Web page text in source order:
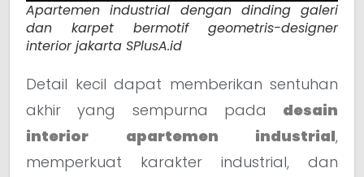
Apartemen industrial dengan dinding galeri
dan karpet bermotif geometris-designer
interior jakarta SPlusA.id
Detail kecil dapat memberikan sentuhan
akhir yang sempurna pada desain
interior apartemen industrial,
memperkuat karakter industrial, dan